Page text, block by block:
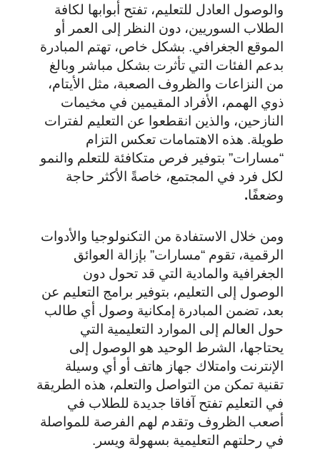
والوصول العادل للتعليم، تفتح أبوابها لكافة
الطلاب السوريين، دون النظر إلى العمر أو
الموقع الجغرافي. بشكل خاص، تهتم المبادرة
بدعم الفئات التي تأثرت بشكل مباشر وبالغ
من النزاعات والظروف الصعبة، مثل الأيتام،
ذوي الهمم، الأفراد المقيمين في مخيمات
النازحين، والذين انقطعوا عن التعليم لفترات
طويلة. هذه الاهتمامات تعكس التزام
“مسارات” بتوفير فرص متكافئة للتعلم والنمو
لكل فرد في المجتمع، خاصةً الأكثر حاجة
وضعفًا.
ومن خلال الاستفادة من التكنولوجيا والأدوات
الرقمية، تقوم “مسارات” بإزالة العوائق
الجغرافية والمادية التي قد تحول دون
الوصول إلى التعليم، بتوفير برامج التعليم عن
بعد، تضمن المبادرة إمكانية وصول أي طالب
حول العالم إلى الموارد التعليمية التي
يحتاجها، الشرط الوحيد هو الوصول إلى
الإنترنت وامتلاك جهاز هاتف أو أي وسيلة
تقنية تمكن من التواصل والتعلم، هذه الطريقة
في التعليم تفتح آفاقا جديدة للطلاب في
أصعب الظروف وتقدم لهم الفرصة للمواصلة
في رحلتهم التعليمية بسهولة ويسر.